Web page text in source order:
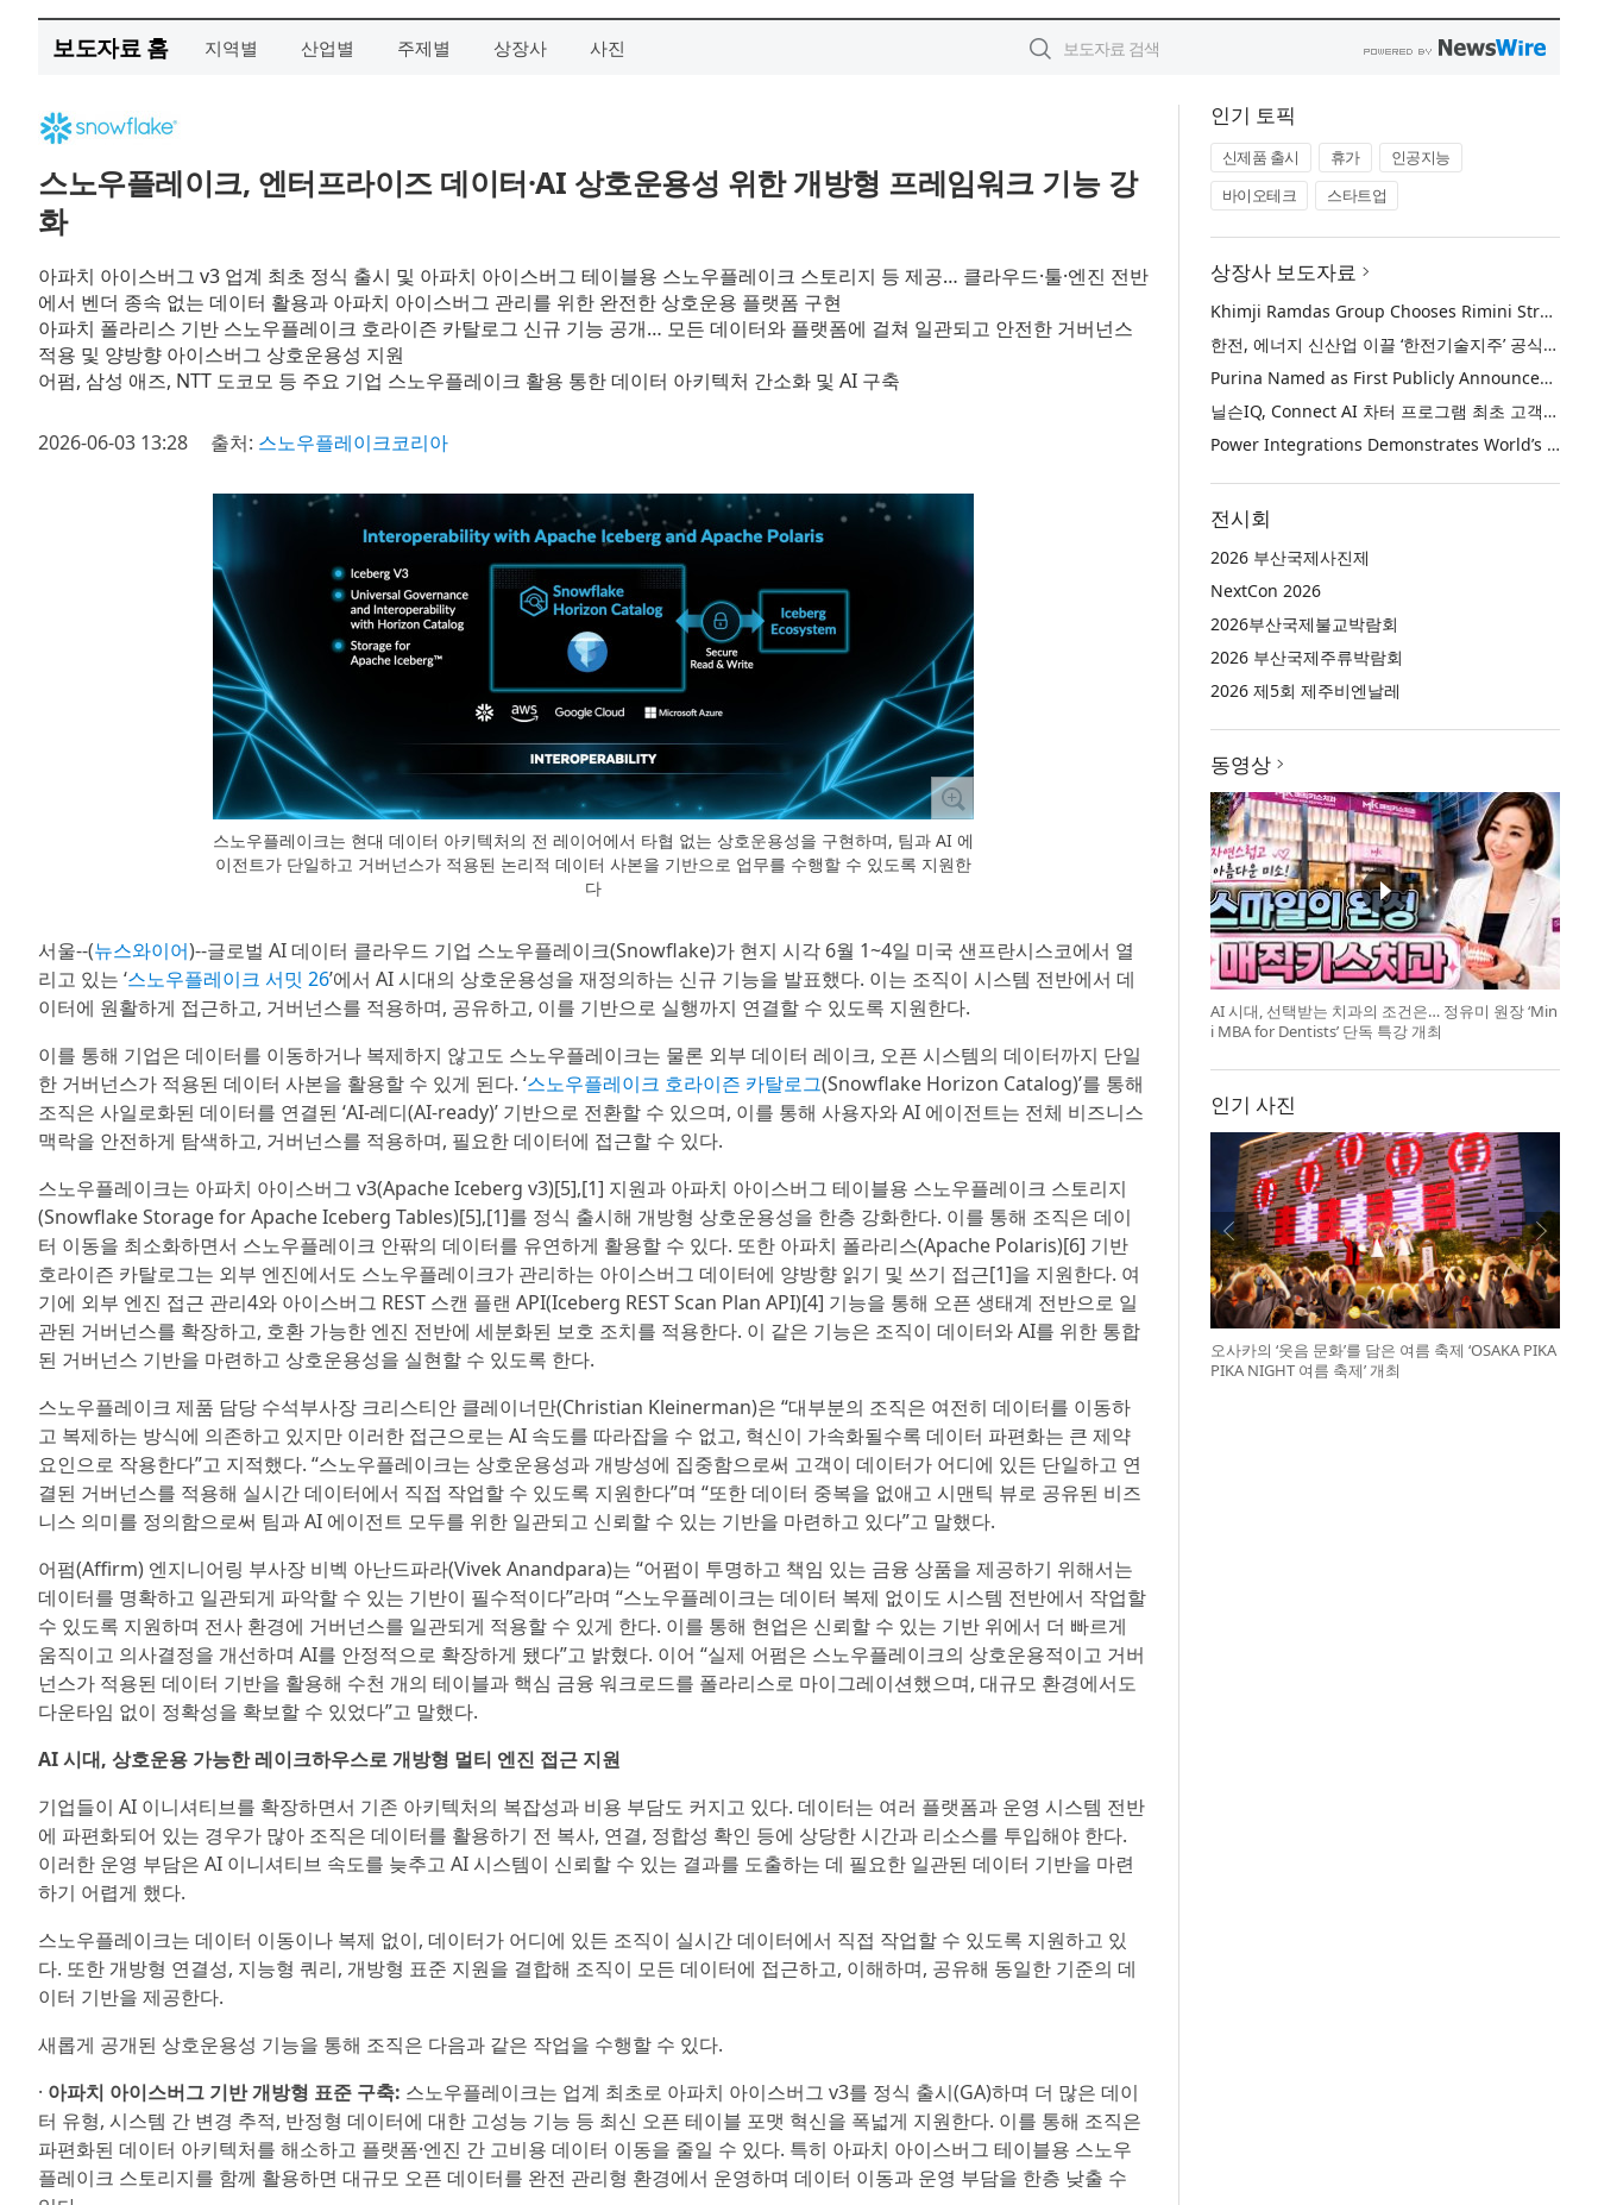
보도자료 홈 지역별 산업별 주제별 상장사 사진
스노우플레이크, 엔터프라이즈 데이터·AI 상호운용성 위한 개방형 프레임워크 기능 강
화
아파치 아이스버그 v3 업계 최초 정식 출시 및 아파치 아이스버그 테이블용 스노우플레이크 스토리지 등 제공… 클라우드·툴·엔진 전반
에서 벤더 종속 없는 데이터 활용과 아파치 아이스버그 관리를 위한 완전한 상호운용 플랫폼 구현
아파치 폴라리스 기반 스노우플레이크 호라이즌 카탈로그 신규 기능 공개… 모든 데이터와 플랫폼에 걸쳐 일관되고 안전한 거버넌스
적용 및 양방향 아이스버그 상호운용성 지원
어펌, 삼성 애즈, NTT 도코모 등 주요 기업 스노우플레이크 활용 통한 데이터 아키텍처 간소화 및 AI 구축
2026-06-03 13:28 출처: 스노우플레이크코리아
스노우플레이크는 현대 데이터 아키텍처의 전 레이어에서 타협 없는 상호운용성을 구현하며, 팀과 AI 에
이전트가 단일하고 거버넌스가 적용된 논리적 데이터 사본을 기반으로 업무를 수행할 수 있도록 지원한
다
서울--(뉴스와이어)--글로벌 AI 데이터 클라우드 기업 스노우플레이크(Snowflake)가 현지 시각 6월 1~4일 미국 샌프란시스코에서 열
리고 있는 ‘스노우플레이크 서밋 26’에서 AI 시대의 상호운용성을 재정의하는 신규 기능을 발표했다. 이는 조직이 시스템 전반에서 데
이터에 원활하게 접근하고, 거버넌스를 적용하며, 공유하고, 이를 기반으로 실행까지 연결할 수 있도록 지원한다.
이를 통해 기업은 데이터를 이동하거나 복제하지 않고도 스노우플레이크는 물론 외부 데이터 레이크, 오픈 시스템의 데이터까지 단일
한 거버넌스가 적용된 데이터 사본을 활용할 수 있게 된다. ‘스노우플레이크 호라이즌 카탈로그(Snowflake Horizon Catalog)’를 통해
조직은 사일로화된 데이터를 연결된 ‘AI-레디(AI-ready)’ 기반으로 전환할 수 있으며, 이를 통해 사용자와 AI 에이전트는 전체 비즈니스
맥락을 안전하게 탐색하고, 거버넌스를 적용하며, 필요한 데이터에 접근할 수 있다.
스노우플레이크는 아파치 아이스버그 v3(Apache Iceberg v3)[5],[1] 지원과 아파치 아이스버그 테이블용 스노우플레이크 스토리지
(Snowflake Storage for Apache Iceberg Tables)[5],[1]를 정식 출시해 개방형 상호운용성을 한층 강화한다. 이를 통해 조직은 데이
터 이동을 최소화하면서 스노우플레이크 안팎의 데이터를 유연하게 활용할 수 있다. 또한 아파치 폴라리스(Apache Polaris)[6] 기반
호라이즌 카탈로그는 외부 엔진에서도 스노우플레이크가 관리하는 아이스버그 데이터에 양방향 읽기 및 쓰기 접근[1]을 지원한다. 여
기에 외부 엔진 접근 관리4와 아이스버그 REST 스캔 플랜 API(Iceberg REST Scan Plan API)[4] 기능을 통해 오픈 생태계 전반으로 일
관된 거버넌스를 확장하고, 호환 가능한 엔진 전반에 세분화된 보호 조치를 적용한다. 이 같은 기능은 조직이 데이터와 AI를 위한 통합
된 거버넌스 기반을 마련하고 상호운용성을 실현할 수 있도록 한다.
스노우플레이크 제품 담당 수석부사장 크리스티안 클레이너만(Christian Kleinerman)은 “대부분의 조직은 여전히 데이터를 이동하
고 복제하는 방식에 의존하고 있지만 이러한 접근으로는 AI 속도를 따라잡을 수 없고, 혁신이 가속화될수록 데이터 파편화는 큰 제약
요인으로 작용한다”고 지적했다. “스노우플레이크는 상호운용성과 개방성에 집중함으로써 고객이 데이터가 어디에 있든 단일하고 연
결된 거버넌스를 적용해 실시간 데이터에서 직접 작업할 수 있도록 지원한다”며 “또한 데이터 중복을 없애고 시맨틱 뷰로 공유된 비즈
니스 의미를 정의함으로써 팀과 AI 에이전트 모두를 위한 일관되고 신뢰할 수 있는 기반을 마련하고 있다”고 말했다.
어펌(Affirm) 엔지니어링 부사장 비벡 아난드파라(Vivek Anandpara)는 “어펌이 투명하고 책임 있는 금융 상품을 제공하기 위해서는
데이터를 명확하고 일관되게 파악할 수 있는 기반이 필수적이다”라며 “스노우플레이크는 데이터 복제 없이도 시스템 전반에서 작업할
수 있도록 지원하며 전사 환경에 거버넌스를 일관되게 적용할 수 있게 한다. 이를 통해 현업은 신뢰할 수 있는 기반 위에서 더 빠르게
움직이고 의사결정을 개선하며 AI를 안정적으로 확장하게 됐다”고 밝혔다. 이어 “실제 어펌은 스노우플레이크의 상호운용적이고 거버
넌스가 적용된 데이터 기반을 활용해 수천 개의 테이블과 핵심 금융 워크로드를 폴라리스로 마이그레이션했으며, 대규모 환경에서도
다운타임 없이 정확성을 확보할 수 있었다”고 말했다.
AI 시대, 상호운용 가능한 레이크하우스로 개방형 멀티 엔진 접근 지원
기업들이 AI 이니셔티브를 확장하면서 기존 아키텍처의 복잡성과 비용 부담도 커지고 있다. 데이터는 여러 플랫폼과 운영 시스템 전반
에 파편화되어 있는 경우가 많아 조직은 데이터를 활용하기 전 복사, 연결, 정합성 확인 등에 상당한 시간과 리소스를 투입해야 한다.
이러한 운영 부담은 AI 이니셔티브 속도를 늦추고 AI 시스템이 신뢰할 수 있는 결과를 도출하는 데 필요한 일관된 데이터 기반을 마련
하기 어렵게 했다.
스노우플레이크는 데이터 이동이나 복제 없이, 데이터가 어디에 있든 조직이 실시간 데이터에서 직접 작업할 수 있도록 지원하고 있
다. 또한 개방형 연결성, 지능형 쿼리, 개방형 표준 지원을 결합해 조직이 모든 데이터에 접근하고, 이해하며, 공유해 동일한 기준의 데
이터 기반을 제공한다.
새롭게 공개된 상호운용성 기능을 통해 조직은 다음과 같은 작업을 수행할 수 있다.
· 아파치 아이스버그 기반 개방형 표준 구축: 스노우플레이크는 업계 최초로 아파치 아이스버그 v3를 정식 출시(GA)하며 더 많은 데이
터 유형, 시스템 간 변경 추적, 반정형 데이터에 대한 고성능 기능 등 최신 오픈 테이블 포맷 혁신을 폭넓게 지원한다. 이를 통해 조직은
파편화된 데이터 아키텍처를 해소하고 플랫폼·엔진 간 고비용 데이터 이동을 줄일 수 있다. 특히 아파치 아이스버그 테이블용 스노우
플레이크 스토리지를 함께 활용하면 대규모 오픈 데이터를 완전 관리형 환경에서 운영하며 데이터 이동과 운영 부담을 한층 낮출 수
인기 토픽
신제품 출시 휴가
인공지능
바이오테크
스타트업
상장사 보도자료
Khimji Ramdas Group Chooses Rimini Street to Reduce SAP Support Costs, Protect 700+ Customizations and Reinvest Savings in Innovation
한전, 에너지 신산업 이끌 ‘한전기술지주’ 공식 출범
Purina Named as First Publicly Announced NIQ ConnectAI Charter Client
닐슨IQ, Connect AI 차터 프로그램 최초 고객사 ‘퓨리나’ 선정
Power Integrations Demonstrates World’s First 2200 V GaN Technology for Next-Era High-Voltage Power Systems
전시회
2026 부산국제사진제
NextCon 2026
2026부산국제불교박람회
2026 부산국제주류박람회
2026 제5회 제주비엔날레
동영상
AI 시대, 선택받는 치과의 조건은… 정유미 원장 ‘Min
i MBA for Dentists’ 단독 특강 개최
인기 사진
오사카의 ‘웃음 문화’를 담은 여름 축제 ‘OSAKA PIKA
PIKA NIGHT 여름 축제’ 개최